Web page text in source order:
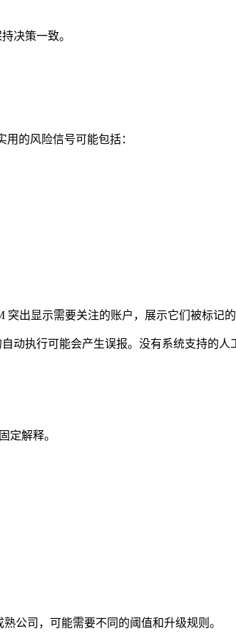
决策一致。
的风险信号可能包括：
出显示需要关注的账户，展示它们被标记
动执行可能会产生误报。没有系统支持的
定解释。
公司，可能需要不同的阈值和升级规则。